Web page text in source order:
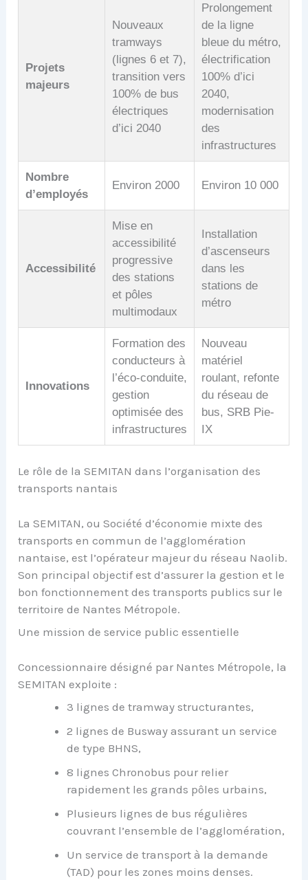
Projets
majeurs
Nouveaux
tramways
(lignes 6 et 7),
transition vers
100% de bus
électriques
d’ici 2040
Prolongement
de la ligne
bleue du métro,
électrification
100% d’ici
2040,
modernisation
des
infrastructures
Nombre
d’employés
Environ 2000 Environ 10 000
Accessibilité
Mise en
accessibilité
progressive
des stations
et pôles
multimodaux
Installation
d’ascenseurs
dans les
stations de
métro
Innovations
Formation des
conducteurs à
l’éco-conduite,
gestion
optimisée des
infrastructures
Nouveau
matériel
roulant, refonte
du réseau de
bus, SRB Pie-
IX
Le rôle de la SEMITAN dans l’organisation des
transports nantais
La SEMITAN, ou Société d’économie mixte des
transports en commun de l’agglomération
nantaise, est l’opérateur majeur du réseau Naolib.
Son principal objectif est d’assurer la gestion et le
bon fonctionnement des transports publics sur le
territoire de Nantes Métropole.
Une mission de service public essentielle
Concessionnaire désigné par Nantes Métropole, la
SEMITAN exploite :
3 lignes de tramway structurantes,
2 lignes de Busway assurant un service
de type BHNS,
8 lignes Chronobus pour relier
rapidement les grands pôles urbains,
Plusieurs lignes de bus régulières
couvrant l’ensemble de l’agglomération,
Un service de transport à la demande
(TAD) pour les zones moins denses.